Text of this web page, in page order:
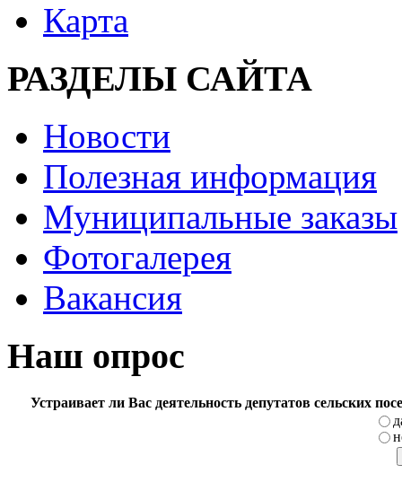
Карта
РАЗДЕЛЫ САЙТА
Новости
Полезная информация
Муниципальные заказы
Фотогалерея
Вакансия
Наш опрос
Устраивает ли Вас деятельность депутатов сельских